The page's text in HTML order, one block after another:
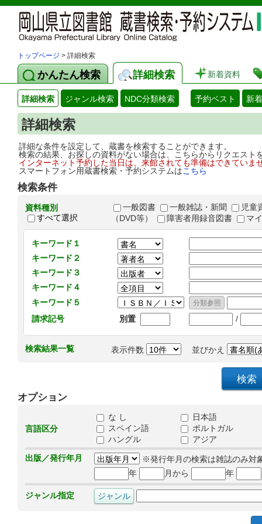
トップページ > 詳細検索
かんたん検索 詳細検索 新着資料
詳細検索 ジャンル検索 NDC分類検索 予約ベスト 新
詳細検索
詳細な条件を設定して、蔵書を検索することができます。
検索の結果、お探しの資料がない場合は、こちらからリクエス
インターネット予約した当日は、来館されても準備はできてい
スマートフォン用蔵書検索・予約システムはこちら
検索条件
資料種別
すべて選択
一般図書 一般雑誌・新聞
児童
（DVD等）
障害者用録音図書 マ
キーワード１
キーワード２
キーワード３
キーワード４
キーワード５
請求記号
別置 /
検索結果一覧 表示件数 並びかえ
オプション
言語区分
な し
日本語
スペイン語
ポルトガル
ハングル
アジア
出版／発行年月
※発行年月の検索は雑誌のみ対
年
月から 年
ジャンル指定